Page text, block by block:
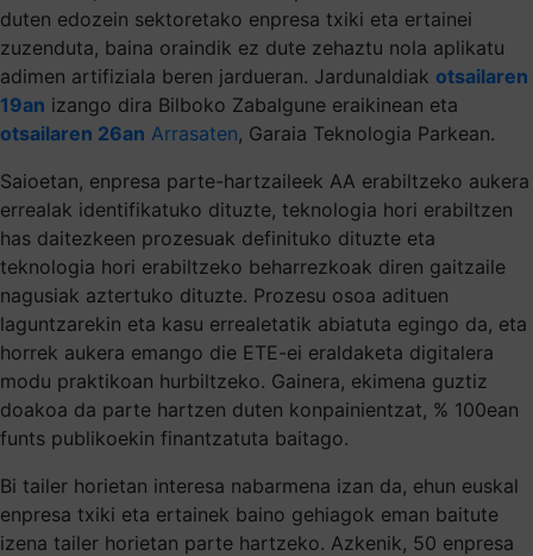
duten edozein sektoretako enpresa txiki eta ertainei
zuzenduta, baina oraindik ez dute zehaztu nola aplikatu
adimen artifiziala beren jardueran. Jardunaldiak otsailaren
19an izango dira Bilboko Zabalgune eraikinean eta
otsailaren 26an Arrasaten, Garaia Teknologia Parkean.
Saioetan, enpresa parte-hartzaileek AA erabiltzeko aukera
errealak identifikatuko dituzte, teknologia hori erabiltzen
has daitezkeen prozesuak definituko dituzte eta
teknologia hori erabiltzeko beharrezkoak diren gaitzaile
nagusiak aztertuko dituzte. Prozesu osoa adituen
laguntzarekin eta kasu errealetatik abiatuta egingo da, eta
horrek aukera emango die ETE-ei eraldaketa digitalera
modu praktikoan hurbiltzeko. Gainera, ekimena guztiz
doakoa da parte hartzen duten konpainientzat, % 100ean
funts publikoekin finantzatuta baitago.
Bi tailer horietan interesa nabarmena izan da, ehun euskal
enpresa txiki eta ertainek baino gehiagok eman baitute
izena tailer horietan parte hartzeko. Azkenik, 50 enpresa